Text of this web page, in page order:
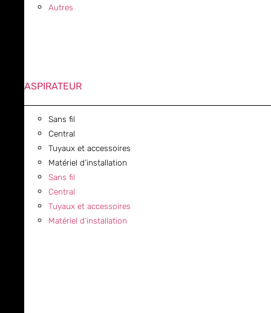
Autres
ASPIRATEUR
Sans fil
Central
Tuyaux et accessoires
Matériel d’installation
Sans fil
Central
Tuyaux et accessoires
Matériel d’installation